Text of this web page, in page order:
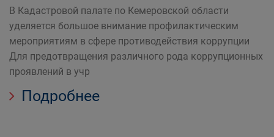
В Кадастровой палате по Кемеровской области
уделяется большое внимание профилактическим
мероприятиям в сфере противодействия коррупции
Для предотвращения различного рода коррупционных
проявлений в учр
Подробнее